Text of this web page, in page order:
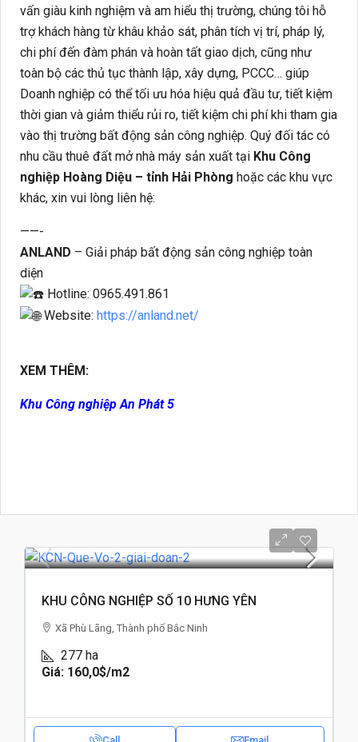
vấn giàu kinh nghiệm và am hiểu thị trường, chúng tôi hỗ
trợ khách hàng từ khâu khảo sát, phân tích vị trí, pháp lý,
chi phí đến đàm phán và hoàn tất giao dịch, cũng như
toàn bộ các thủ tục thành lập, xây dựng, PCCC… giúp
Doanh nghiệp có thể tối ưu hóa hiệu quả đầu tư, tiết kiệm
thời gian và giảm thiểu rủi ro, tiết kiệm chi phí khi tham gia
vào thị trường bất động sản công nghiệp. Quý đối tác có
nhu cầu thuê đất mở nhà máy sản xuất tại Khu Công
nghiệp Hoàng Diệu – tỉnh Hải Phòng hoặc các khu vực
khác, xin vui lòng liên hệ:
——-
ANLAND – Giải pháp bất động sản công nghiệp toàn
diện
Hotline: 0965.491.861
Website: https://anland.net/
XEM THÊM:
Khu Công nghiệp An Phát 5
KHU CÔNG NGHIỆP SỐ 10 HƯNG YÊN
Xã Phù Lãng, Thành phố Bắc Ninh
277 ha
Giá: 160,0$/m2